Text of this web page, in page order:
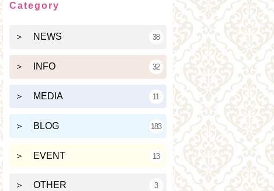
Category
＞ NEWS 38
＞ INFO 32
＞ MEDIA 11
＞ BLOG 183
＞ EVENT 13
＞ OTHER 3